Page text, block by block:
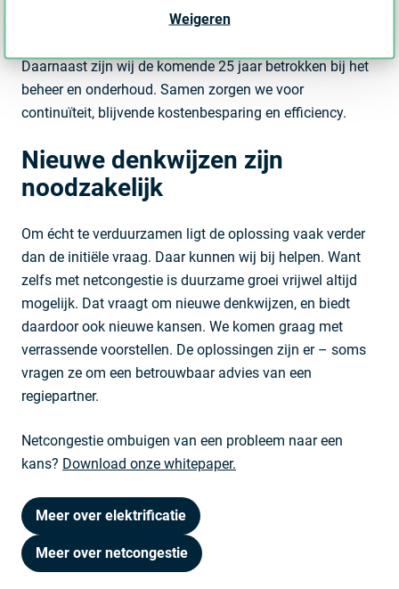
Weigeren
energiesysteem ontworpen en geïmplementeerd zodat
Daarnaast zijn wij de komende 25 jaar betrokken bij het
beheer en onderhoud. Samen zorgen we voor
continuïteit, blijvende kostenbesparing en efficiency.
Nieuwe denkwijzen zijn
noodzakelijk
Om écht te verduurzamen ligt de oplossing vaak verder
dan de initiële vraag. Daar kunnen wij bij helpen. Want
zelfs met netcongestie is duurzame groei vrijwel altijd
mogelijk. Dat vraagt om nieuwe denkwijzen, en biedt
daardoor ook nieuwe kansen. We komen graag met
verrassende voorstellen. De oplossingen zijn er – soms
vragen ze om een betrouwbaar advies van een
regiepartner.
Netcongestie ombuigen van een probleem naar een
kans? Download onze whitepaper.
Meer over elektrificatie
Meer over netcongestie